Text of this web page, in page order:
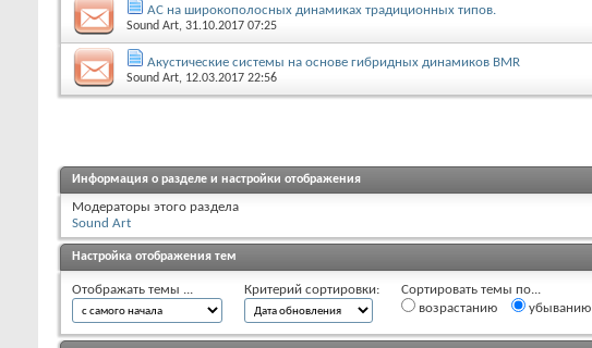
АС на широкополосных динамиках традиционных типов.
Sound Art, 31.10.2017 07:25
Акустические системы на основе гибридных динамиков BMR
Sound Art, 12.03.2017 22:56
Информация о разделе и настройки отображения
Модераторы этого раздела
Sound Art
Настройка отображения тем
Отображать темы ... Критерий сортировки:
Сортировать темы по...
возрастанию
убыванию